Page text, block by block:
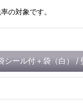
の対象です。
シール付＋袋（白） /